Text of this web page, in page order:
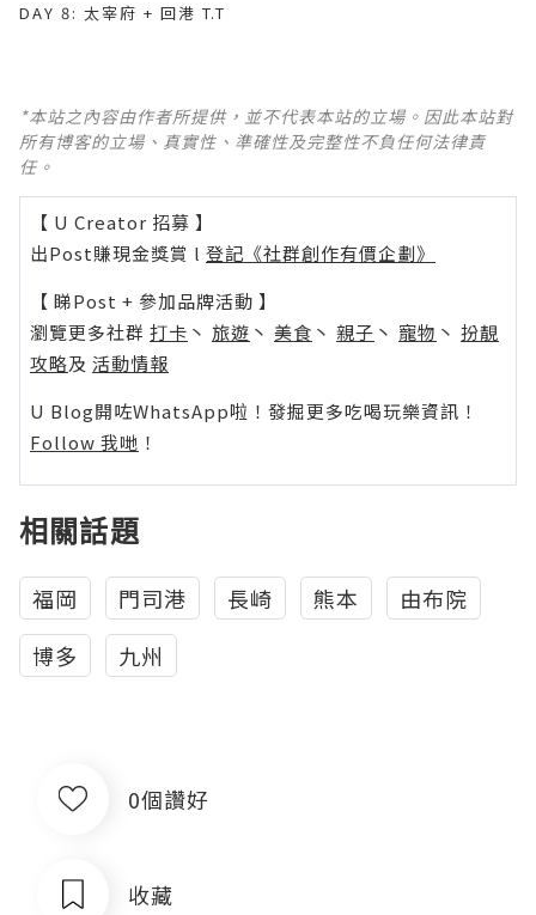
DAY 8: 太宰府 + 回港 T.T
*本站之內容由作者所提供，並不代表本站的立場。因此本站對
所有博客的立場、真實性、準確性及完整性不負任何法律責
任。
【 U Creator 招募 】
出Post賺現金獎賞 l 登記《社群創作有價企劃》
【 睇Post + 參加品牌活動 】
瀏覽更多社群 打卡 丶 旅遊 丶 美食 丶 親子 丶 寵物 丶 扮靚
攻略及 活動情報
U Blog開咗WhatsApp啦！發掘更多吃喝玩樂資訊！
Follow 我哋 ！
相關話題
福岡 門司港 長崎 熊本
由布院
博多
九州
0個讚好
收藏